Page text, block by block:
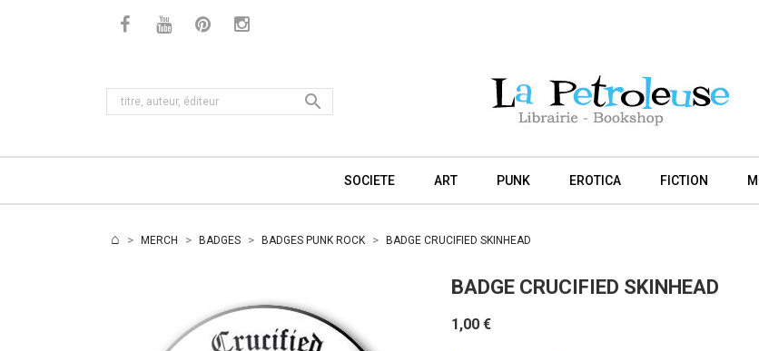

SOCIETE ART PUNK EROTICA FICTION
MERCH BADGES BADGES PUNK ROCK BADGE CRUCIFIED SKINHEAD
BADGE CRUCIFIED SKINHEAD
1,00 €